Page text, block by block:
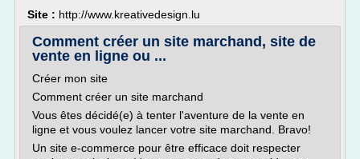
Site : http://www.kreativedesign.lu
Comment créer un site marchand, site de
vente en ligne ou ...
Créer mon site
Comment créer un site marchand
Vous êtes décidé(e) à tenter l'aventure de la vente en
ligne et vous voulez lancer votre site marchand. Bravo!
Un site e-commerce pour être efficace doit respecter